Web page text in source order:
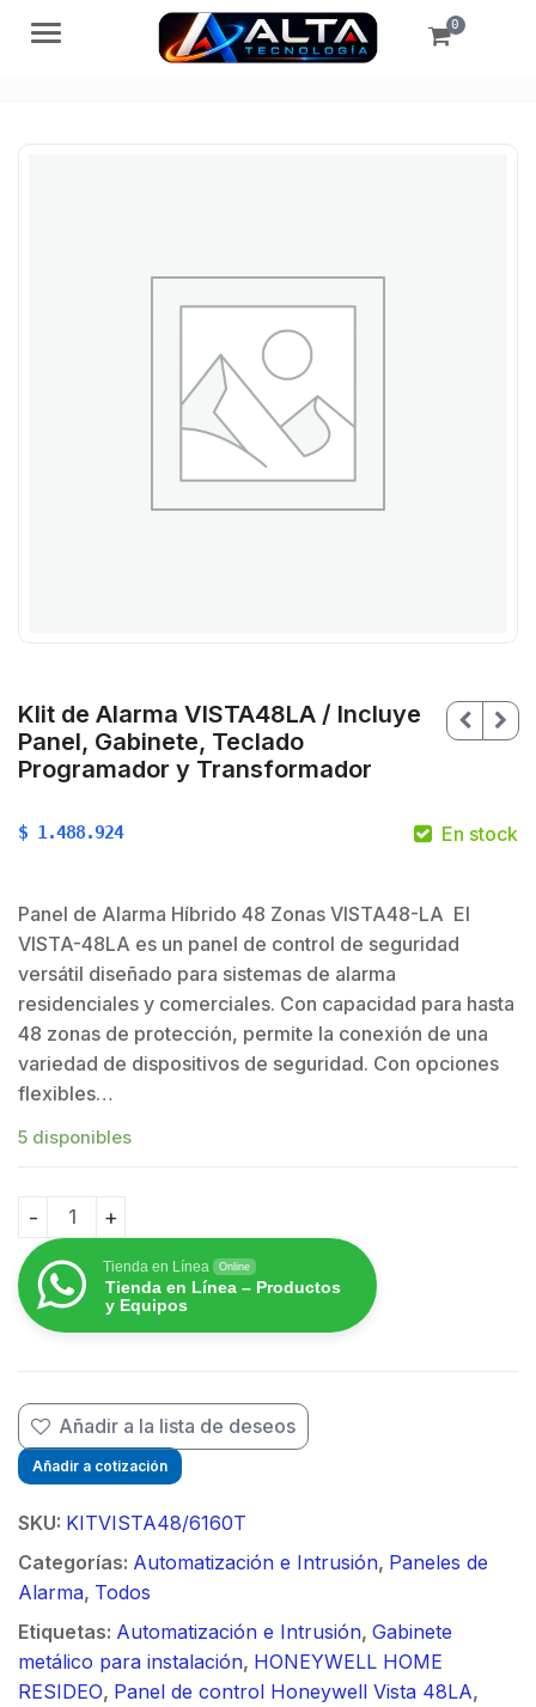
Menú 0
KIit de Alarma VISTA48LA / Incluye
Panel, Gabinete, Teclado
Programador y Transformador
$
$
$ 1.488.924 En stock
Panel de Alarma Híbrido 48 Zonas VISTA48-LA El
VISTA-48LA es un panel de control de seguridad
versátil diseñado para sistemas de alarma
residenciales y comerciales. Con capacidad para hasta
48 zonas de protección, permite la conexión de una
variedad de dispositivos de seguridad. Con opciones
flexibles…
5 disponibles
KIit de Alarma VISTA48LA / Incluye Panel,
Tienda en Línea Online
Tienda en Línea – Productos
y Equipos
Añadir a la lista de deseos
Añadir a cotización
SKU: KITVISTA48/6160T
Categorías: Automatización e Intrusión, Paneles de
Alarma, Todos
Etiquetas: Automatización e Intrusión, Gabinete
metálico para instalación, HONEYWELL HOME
RESIDEO, Panel de control Honeywell Vista 48LA,